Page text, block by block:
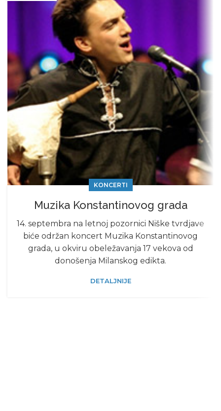
KONCERTI
Muzika Konstantinovog grada
14. septembra na letnoj pozornici Niške tvrdjave
biće održan koncert Muzika Konstantinovog
grada, u okviru obeležavanja 17 vekova od
donošenja Milanskog edikta.
DETALJNIJE